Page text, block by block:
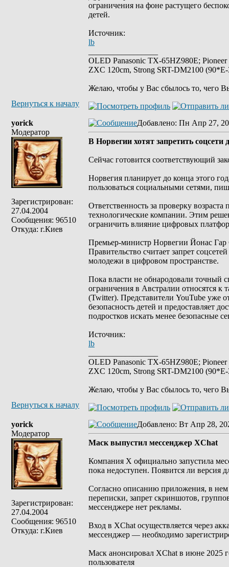
ограничения на фоне растущего
детей.
Источник:
lb
OLED Panasonic TX-65HZ980E;
ZXC 120cm, Strong SRT-DM2100
Желаю, чтобы у Вас сбылось то, чего
Вернуться к началу
yorick
Модератор
Зарегистрирован:
27.04.2004
Сообщения: 96510
Откуда: г.Киев
Добавлено: Пн Апр 27,
В Норвегии хотят запретить соцсети
Сейчас готовится соответствующий
Норвегия планирует до конца этого
пользоваться социальными сетями,
Ответственность за проверку
технологические компании. Этим
ограничить влияние цифровых
Премьер-министр Норвегии Йонас Гар
Правительство считает запрет
молодежи в цифровом пространстве.
Пока власти не обнародовали точный
ограничения в Австралии относятся к
(Twitter). Представители YouTube уже
безопасность детей и предоставляет
подростков искать менее безопасные
Источник:
lb
OLED Panasonic TX-65HZ980E;
ZXC 120cm, Strong SRT-DM2100
Желаю, чтобы у Вас сбылось то, чего
Вернуться к началу
yorick
Модератор
Зарегистрирован:
27.04.2004
Сообщения: 96510
Откуда: г.Киев
Добавлено: Вт Апр 28,
Маск выпустил мессенджер XChat
Компания X официально запустила
пока недоступен. Появится ли версия
Согласно описанию приложения, в нем
переписки, запрет скриншотов,
мессенджере нет рекламы.
Вход в XChat осуществляется через
мессенджер ― необходимо
Маск анонсировал XChat в июне 2025
пользователя